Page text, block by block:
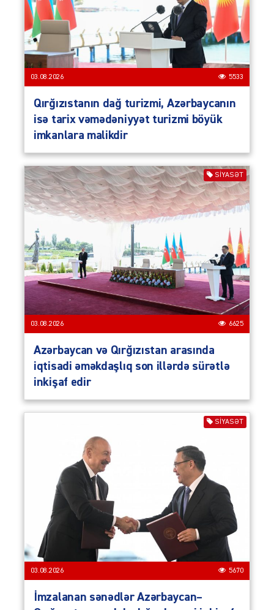
03.08.2026 5533
Qırğızıstanın dağ turizmi, Azərbaycanın
isə tarix vəmədəniyyət turizmi böyük
imkanlara malikdir
SIYASƏT
03.08.2026 6625
Azərbaycan və Qırğızıstan arasında
iqtisadi əməkdaşlıq son illərdə sürətlə
inkişaf edir
SIYASƏT
03.08.2026 5670
İmzalanan sənədlər Azərbaycan–